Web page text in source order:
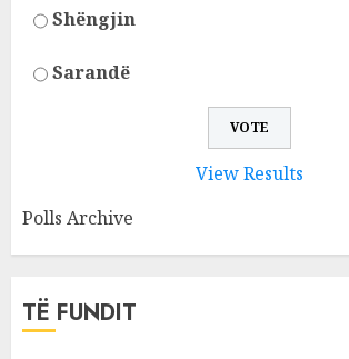
Shëngjin
Sarandë
View Results
Polls Archive
TË FUNDIT